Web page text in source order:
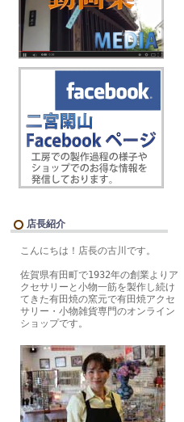
店長紹介
こんにちは！店長の古川です。
佐賀県有田町で1932年の創業よりア
クセサリーと小物一筋を製作し続け
てきた有田焼の窯元で有田焼アクセ
サリー・小物雑貨専門のオンライン
ショップです。